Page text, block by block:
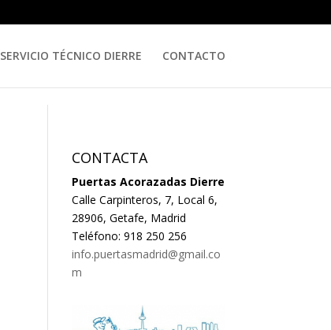
SERVICIO TÉCNICO DIERRE CONTACTO
CONTACTA
Puertas Acorazadas Dierre
Calle Carpinteros, 7, Local 6,
28906, Getafe, Madrid
Teléfono: 918 250 256
info.puertasmadrid@gmail.co
m